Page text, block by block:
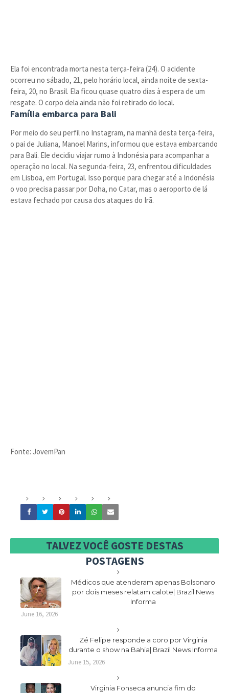
Ela foi encontrada morta nesta terça-feira (24). O acidente
ocorreu no sábado, 21, pelo horário local, ainda noite de sexta-
feira, 20, no Brasil. Ela ficou quase quatro dias à espera de um
resgate. O corpo dela ainda não foi retirado do local.
Família embarca para Bali
Por meio do seu perfil no Instagram, na manhã desta terça-feira,
o pai de Juliana, Manoel Marins, informou que estava embarcando
para Bali. Ele decidiu viajar rumo à Indonésia para acompanhar a
operação no local. Na segunda-feira, 23, enfrentou dificuldades
em Lisboa, em Portugal. Isso porque para chegar até a Indonésia
o voo precisa passar por Doha, no Catar, mas o aeroporto de lá
estava fechado por causa dos ataques do Irã.
Fonte: JovemPan
TALVEZ VOCÊ GOSTE DESTAS
POSTAGENS
Médicos que atenderam apenas Bolsonaro
por dois meses relatam calote| Brazil News
Informa
June 16, 2026
Zé Felipe responde a coro por Virginia
durante o show na Bahia| Brazil News Informa
June 15, 2026
Virginia Fonseca anuncia fim do